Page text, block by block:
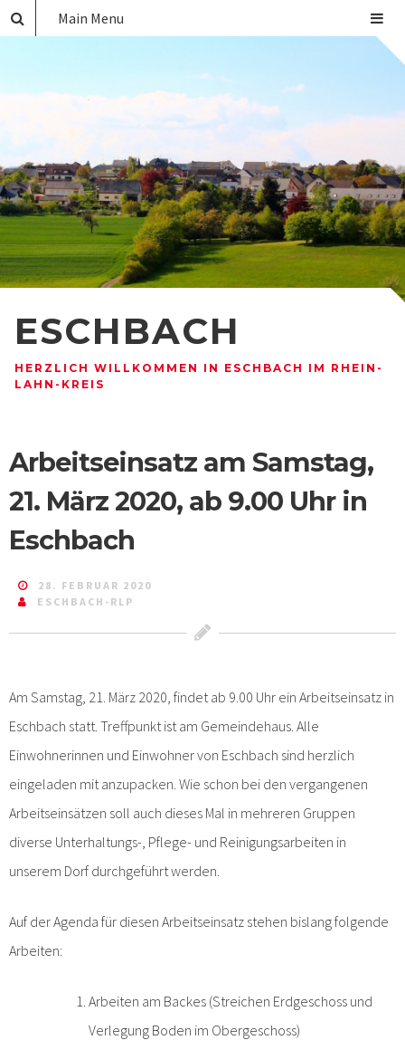
ESCHBACH
HERZLICH WILLKOMMEN IN ESCHBACH IM RHEIN-
LAHN-KREIS
Main Menu
Arbeitseinsatz am Samstag,
21. März 2020, ab 9.00 Uhr in
Eschbach
28. FEBRUAR 2020
ESCHBACH-RLP
Am Samstag, 21. März 2020, findet ab 9.00 Uhr ein Arbeitseinsatz in
Eschbach statt. Treffpunkt ist am Gemeindehaus. Alle
Einwohnerinnen und Einwohner von Eschbach sind herzlich
eingeladen mit anzupacken. Wie schon bei den vergangenen
Arbeitseinsätzen soll auch dieses Mal in mehreren Gruppen
diverse Unterhaltungs-, Pflege- und Reinigungsarbeiten in
unserem Dorf durchgeführt werden.
Auf der Agenda für diesen Arbeitseinsatz stehen bislang folgende
Arbeiten:
Arbeiten am Backes (Streichen Erdgeschoss und
Verlegung Boden im Obergeschoss)